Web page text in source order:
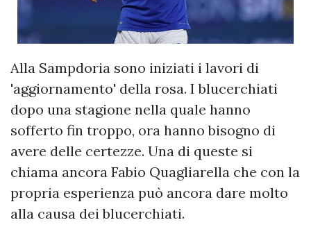
Alla Sampdoria sono iniziati i lavori di
'aggiornamento' della rosa. I blucerchiati
dopo una stagione nella quale hanno
sofferto fin troppo, ora hanno bisogno di
avere delle certezze. Una di queste si
chiama ancora Fabio Quagliarella che con la
propria esperienza può ancora dare molto
alla causa dei blucerchiati.